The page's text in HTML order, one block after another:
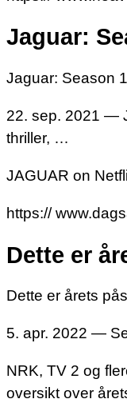
Jaguar:
Jaguar: Season
22. sep. 2021 —
thriller, …
JAGUAR on
https://
Dette er
Dette er årets
5. apr. 2022 —
NRK, TV 2 og
oversikt over